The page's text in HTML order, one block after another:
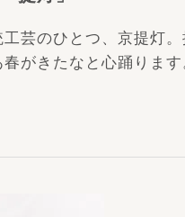
工芸のひとつ、京提灯
春がきたなと心踊りま